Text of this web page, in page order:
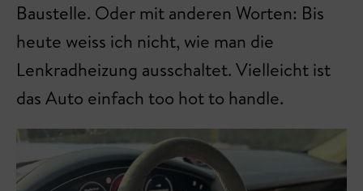
Baustelle. Oder mit anderen Worten: Bis
heute weiss ich nicht, wie man die
Lenkradheizung ausschaltet. Vielleicht ist
das Auto einfach too hot to handle.